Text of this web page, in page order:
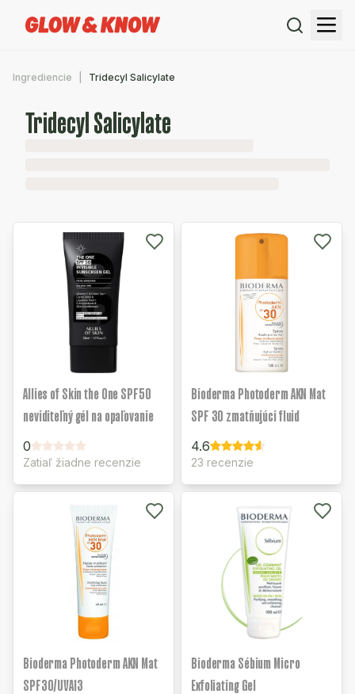
Ingrediencie Tridecyl Salicylate
Tridecyl Salicylate
Allies of Skin the One SPF50
neviditeľný gél na opaľovanie
0
Zatiaľ žiadne recenzie
Bioderma Photoderm AKN Mat
SPF 30 zmatňujúci fluid
4.6
23 recenzie
Bioderma Photoderm AKN Mat
SPF30/UVA13
Bioderma Sébium Micro
Exfoliating Gel